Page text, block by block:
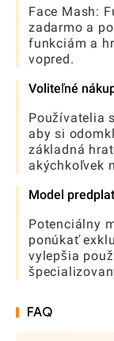
Face Mash:
zadarmo a
funkciám a
vopred.
Voliteľné
Používatelia
aby si
základná
akýchkoľvek
Model
Potenciálny
ponúkať
vylepšia
FAQ